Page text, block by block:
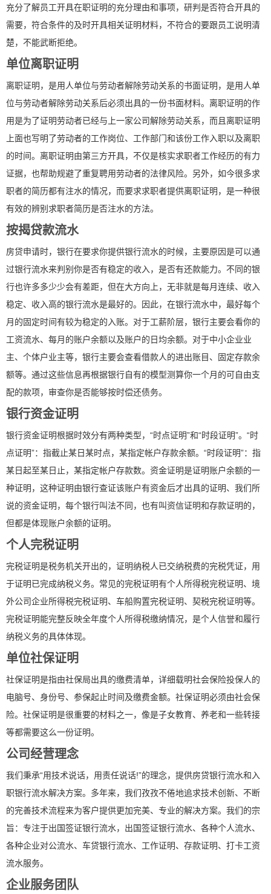
充分了解员工开具在职证明的充分理由和事项，研判是否符合开具的
需要，符合条件的及时开具相关证明材料，不符合的要跟员工说明清
楚，不能武断拒绝。
单位离职证明
离职证明，是用人单位与劳动者解除劳动关系的书面证明，是用人单
位与劳动者解除劳动关系后必须出具的一份书面材料。离职证明的作
用是为了证明劳动者已经与上一家公司解除劳动关系，而且离职证明
上面也写明了劳动者的工作岗位、工作部门和该份工作入职以及离职
的时间。离职证明由第三方开具，不仅是核实求职者工作经历的有力
证据，也帮助规避了重复聘用劳动者的法律风险。另外，如今很多求
职者的简历都有注水的情况，而要求求职者提供离职证明，是一种很
有效的辨别求职者简历是否注水的方法。
按揭贷款流水
房贷申请时，银行在要求你提供银行流水的时候，主要原因是可以通
过银行流水来判别你是否有稳定的收入，是否有还款能力。不同的银
行也许多多少少会有差距，但在大方向上，无非就是每月连续、收入
稳定、收入高的银行流水是最好的。因此，在银行流水中，最好每个
月的固定时间有较为稳定的入账。对于工薪阶层，银行主要会看你的
工资流水、每月的账户余额以及账户的日均余额。对于中小企业业
主、个体户业主等，银行主要会查看借款人的进出账目、固定存款余
额等。通过这些信息再根据银行自有的模型测算你一个月的可自由支
配的款项，审查你是否能够按时偿还债务。
银行资金证明
银行资金证明根据时效分有两种类型，“时点证明”和“时段证明”。“时
点证明”：指截止某日某时点，某指定帐户存款余额。“时段证明”：指
某日起至某日止，某指定帐户存款数。资金证明是证明账户余额的一
种证明，这种证明由银行查证该账户有资金后才出具的证明、我们所
说的资金证明，每个银行叫法不同，也有叫资信证明和存款证明的，
但都是体现账户余额的证明。
个人完税证明
完税证明是税务机关开出的，证明纳税人已交纳税费的完税凭证，用
于证明已完成纳税义务。常见的完税证明有个人所得税完税证明、境
外公司企业所得税完税证明、车船购置完税证明、契税完税证明等。
完税证明能完整反映全年度个人所得税缴纳情况，是个人信誉和履行
纳税义务的具体体现。
单位社保证明
社保证明是指由社保局出具的缴费清单，详细载明社会保险投保人的
电脑号、身份号、参保起止时间及缴费金额。社保证明必须由社会保
险。社保证明是很重要的材料之一，像是子女教育、养老和一些转接
等都需要这么一份证明。
公司经营理念
我们秉承“用技术说话，用责任说话!”的理念，提供房贷银行流水和入
职银行流水解决方案。多年来，我们孜孜不倦地追求技术创新、不断
的完善技术流程来为客户提供更加完美、专业的解决方案。我们的宗
旨：专注于出国签证银行流水，出国签证银行流水、各种个人流水、
各种企业对公流水、车贷银行流水、工作证明、存款证明、打卡工资
流水服务。
企业服务团队